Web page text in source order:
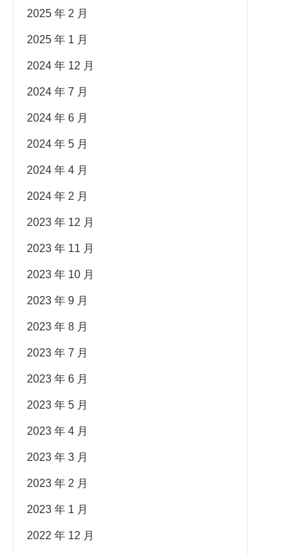
2025 年 2 月
2025 年 1 月
2024 年 12 月
2024 年 7 月
2024 年 6 月
2024 年 5 月
2024 年 4 月
2024 年 2 月
2023 年 12 月
2023 年 11 月
2023 年 10 月
2023 年 9 月
2023 年 8 月
2023 年 7 月
2023 年 6 月
2023 年 5 月
2023 年 4 月
2023 年 3 月
2023 年 2 月
2023 年 1 月
2022 年 12 月